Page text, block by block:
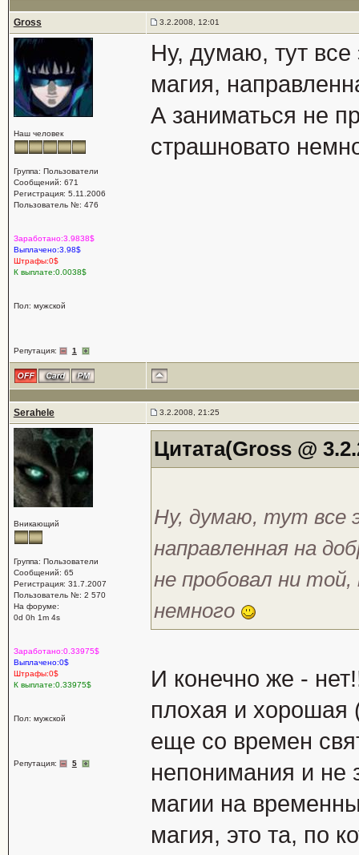
Gross 3.2.2008, 12:01
Наш человек
Группа: Пользователи
Сообщений: 671
Регистрация: 5.11.2006
Пользователь №: 476
Заработано:3.9838$
Выплачено:3.98$
Штрафы:0$
К выплате:0.0038$
Пол: мужской
Репутация: 1
Ну, думаю, тут
магия,
А заниматься не
страшновато
Serahele 3.2.2008, 21:25
Вникающий
Группа: Пользователи
Сообщений: 65
Регистрация: 31.7.2007
Пользователь №: 2 570
На форуме:
0d 0h 1m 4s
Заработано:0.33975$
Выплачено:0$
Штрафы:0$
К выплате:0.33975$
Пол: мужской
Репутация: 5
Цитата(Gross @
Ну, думаю, тут все
направленная на
не пробовал ни
немного
И конечно же -
плохая и хорошая
еще со времен
непонимания и не
магии на
магия, это та, по